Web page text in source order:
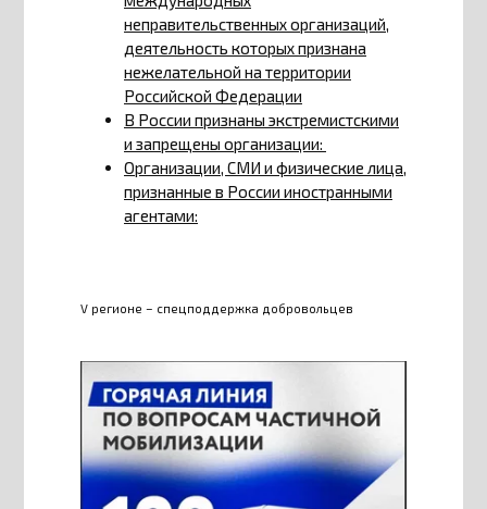
неправительственных организаций,
деятельность которых признана
нежелательной на территории
Российской Федерации
В России признаны экстремистскими
и запрещены организации:
Организации, СМИ и физические лица,
признанные в России иностранными
агентами:
V регионе – спецподдержка добровольцев